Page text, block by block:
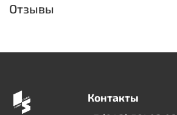
Отзывы
Контакты